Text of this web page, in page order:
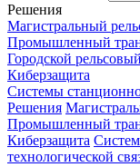
Решения
Магистральный
Промышленный
Городской
Киберзащита
Системы
Решения
Промышленный
Киберзащита
технологической